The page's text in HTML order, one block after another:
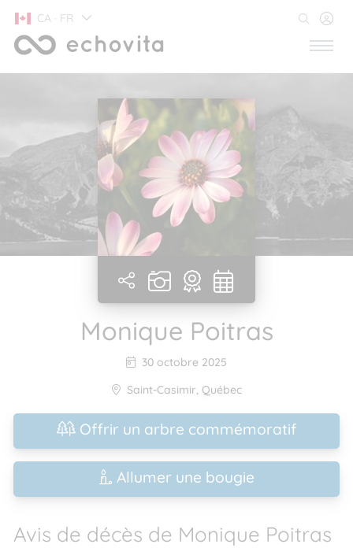
CA · FR
Monique Poitras
30 octobre 2025
Saint-Casimir, Québec
Offrir un arbre commémoratif
Allumer une bougie
Avis de décès de Monique Poitras